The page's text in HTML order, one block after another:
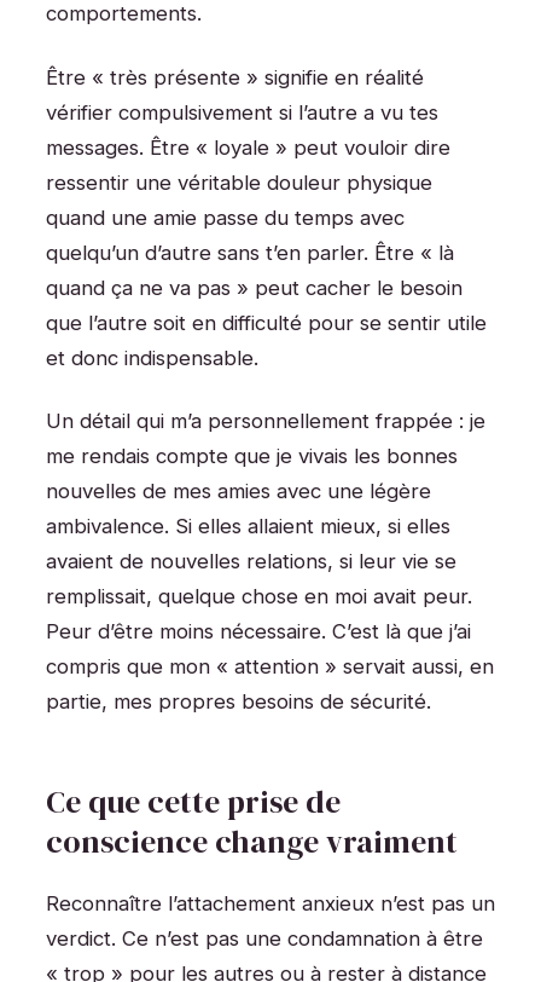
comportements.
Être « très présente » signifie en réalité
vérifier compulsivement si l’autre a vu tes
messages. Être « loyale » peut vouloir dire
ressentir une véritable douleur physique
quand une amie passe du temps avec
quelqu’un d’autre sans t’en parler. Être « là
quand ça ne va pas » peut cacher le besoin
que l’autre soit en difficulté pour se sentir utile
et donc indispensable.
Un détail qui m’a personnellement frappée : je
me rendais compte que je vivais les bonnes
nouvelles de mes amies avec une légère
ambivalence. Si elles allaient mieux, si elles
avaient de nouvelles relations, si leur vie se
remplissait, quelque chose en moi avait peur.
Peur d’être moins nécessaire. C’est là que j’ai
compris que mon « attention » servait aussi, en
partie, mes propres besoins de sécurité.
Ce que cette prise de
conscience change vraiment
Reconnaître l’attachement anxieux n’est pas un
verdict. Ce n’est pas une condamnation à être
« trop » pour les autres ou à rester à distance